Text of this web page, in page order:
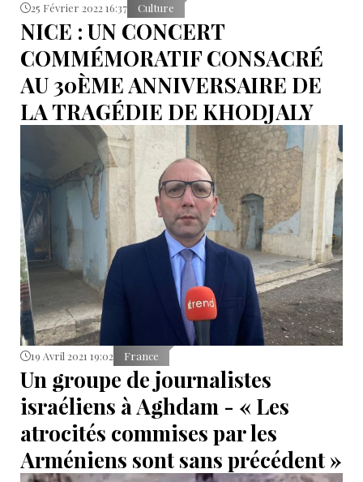
25 Février 2022 16:37 Culture
NICE : UN CONCERT
COMMÉMORATIF CONSACRÉ
AU 30ÈME ANNIVERSAIRE DE
LA TRAGÉDIE DE KHODJALY
19 Avril 2021 19:02 France
Un groupe de journalistes
israéliens à Aghdam - « Les
atrocités commises par les
Arméniens sont sans précédent »